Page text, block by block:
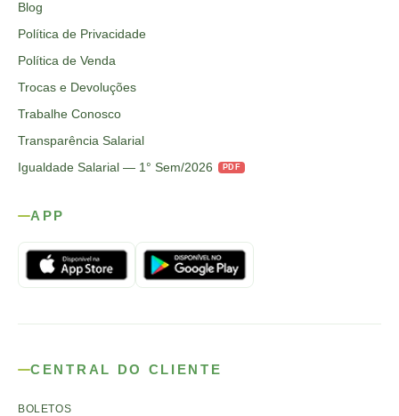
Blog
Política de Privacidade
Política de Venda
Trocas e Devoluções
Trabalhe Conosco
Transparência Salarial
Igualdade Salarial — 1° Sem/2026
PDF
APP
CENTRAL DO CLIENTE
BOLETOS